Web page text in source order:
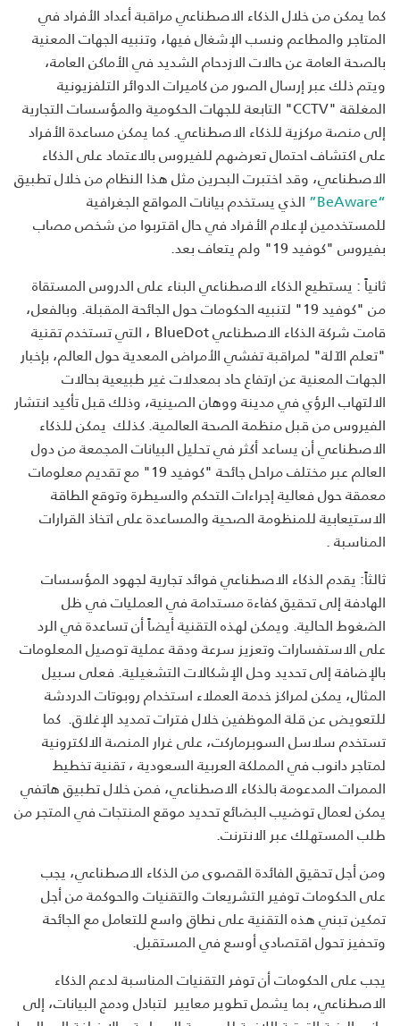
كما يمكن من خلال الذكاء الاصطناعي مراقبة أعداد الأفراد في
المتاجر والمطاعم ونسب الإشغال فيها، وتنبيه الجهات المعنية
بالصحة العامة عن حالات الازدحام الشديد في الأماكن العامة،
ويتم ذلك عبر إرسال الصور من كاميرات الدوائر التلفزيونية
المغلقة "CCTV" التابعة للجهات الحكومية والمؤسسات التجارية
إلى منصة مركزية للذكاء الاصطناعي. كما يمكن مساعدة الأفراد
على اكتشاف احتمال تعرضهم للفيروس بالاعتماد على الذكاء
الاصطناعي، وقد اختبرت البحرين مثل هذا النظام من خلال تطبيق
“BeAware”
الذي يستخدم بيانات المواقع الجغرافية
للمستخدمين لإعلام الأفراد في حال اقتربوا من شخص مصاب
بفيروس "كوفيد 19" ولم يتعاف بعد.
ثانياً : يستطيع الذكاء الاصطناعي البناء على الدروس المستقاة
من "كوفيد 19" لتنبيه الحكومات حول الجائحة المقبلة. وبالفعل،
قامت شركة الذكاء الاصطناعي BlueDot ، التي تستخدم تقنية
"تعلم الآلة" لمراقبة تفشي الأمراض المعدية حول العالم، بإخبار
الجهات المعنية عن ارتفاع حاد بمعدلات غير طبيعية بحالات
الالتهاب الرؤي في مدينة ووهان الصينية، وذلك قبل تأكيد انتشار
الفيروس من قبل منظمة الصحة العالمية. كذلك يمكن للذكاء
الاصطناعي أن يساعد أكثر في تحليل البيانات المجمعة من دول
العالم عبر مختلف مراحل جائحة "كوفيد 19" مع تقديم معلومات
معمقة حول فعالية إجراءات التحكم والسيطرة وتوقع الطاقة
الاستيعابية للمنظومة الصحية والمساعدة على اتخاذ القرارات
المناسبة .
ثالثاً: يقدم الذكاء الاصطناعي فوائد تجارية لجهود المؤسسات
الهادفة إلى تحقيق كفاءة مستدامة في العمليات في ظل
الضغوط الحالية. ويمكن لهذه التقنية أيضاً أن تساعدة في الرد
على الاستفسارات وتعزيز سرعة ودقة عملية توصيل المعلومات
بالإضافة إلى تحديد وحل الإشكالات التشغيلية. فعلى سبيل
المثال، يمكن لمراكز خدمة العملاء استخدام روبوتات الدردشة
للتعويض عن قلة الموظفين خلال فترات تمديد الإغلاق. كما
تستخدم سلاسل السوبرماركت، على غرار المنصة الالكترونية
لمتاجر دانوبفي المملكة العربية السعودية ، تقنية تخطيط
الممرات المدعومة بالذكاء الاصطناعي، فمن خلال تطبيق هاتفي
يمكن لعمال توضيب البضائع تحديد موقع المنتجات في المتجر من
طلب المستهلك عبر الانترنت.
ومن أجل تحقيق الفائدة القصوى من الذكاء الاصطناعي، يجب
على الحكومات توفير التشريعات والتقنيات والحوكمة من أجل
تمكين تبني هذه التقنية على نطاق واسع للتعامل مع الجائحة
وتحفيز تحول اقتصادي أوسع في المستقبل.
يجب على الحكومات أن توفر التقنيات المناسبة لدعم الذكاء
الاصطناعي، بما يشمل تطوير معايير لتبادل ودمج البيانات، إلى